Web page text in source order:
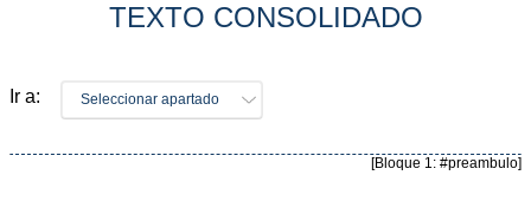
TEXTO CONSOLIDADO
Ir a: Seleccionar apartado
[Bloque 1: #preambulo]